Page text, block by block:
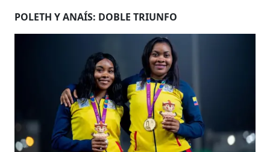
POLETH Y ANAÍS: DOBLE TRIUNFO